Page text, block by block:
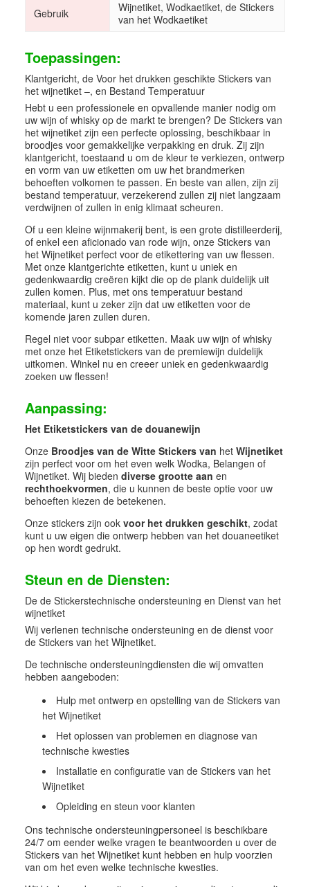
Gebruik
Wijnetiket, Wodkaetiket, de Stickers
van het Wodkaetiket
Toepassingen:
Klantgericht, de Voor het drukken geschikte Stickers van
het wijnetiket –, en Bestand Temperatuur
Hebt u een professionele en opvallende manier nodig om
uw wijn of whisky op de markt te brengen? De Stickers van
het wijnetiket zijn een perfecte oplossing, beschikbaar in
broodjes voor gemakkelijke verpakking en druk. Zij zijn
klantgericht, toestaand u om de kleur te verkiezen, ontwerp
en vorm van uw etiketten om uw het brandmerken
behoeften volkomen te passen. En beste van allen, zijn zij
bestand temperatuur, verzekerend zullen zij niet langzaam
verdwijnen of zullen in enig klimaat scheuren.
Of u een kleine wijnmakerij bent, is een grote distilleerderij,
of enkel een aficionado van rode wijn, onze Stickers van
het Wijnetiket perfect voor de etikettering van uw flessen.
Met onze klantgerichte etiketten, kunt u uniek en
gedenkwaardig creëren kijkt die op de plank duidelijk uit
zullen komen. Plus, met ons temperatuur bestand
materiaal, kunt u zeker zijn dat uw etiketten voor de
komende jaren zullen duren.
Regel niet voor subpar etiketten. Maak uw wijn of whisky
met onze het Etiketstickers van de premiewijn duidelijk
uitkomen. Winkel nu en creeer uniek en gedenkwaardig
zoeken uw flessen!
Aanpassing:
Het Etiketstickers van de douanewijn
Onze Broodjes van de Witte Stickers van het Wijnetiket
zijn perfect voor om het even welk Wodka, Belangen of
Wijnetiket. Wij bieden diverse grootte aan en
rechthoekvormen, die u kunnen de beste optie voor uw
behoeften kiezen de betekenen.
Onze stickers zijn ook voor het drukken geschikt, zodat
kunt u uw eigen die ontwerp hebben van het douaneetiket
op hen wordt gedrukt.
Steun en de Diensten:
De de Stickerstechnische ondersteuning en Dienst van het
wijnetiket
Wij verlenen technische ondersteuning en de dienst voor
de Stickers van het Wijnetiket.
De technische ondersteuningdiensten die wij omvatten
hebben aangeboden:
Hulp met ontwerp en opstelling van de Stickers van
het Wijnetiket
Het oplossen van problemen en diagnose van
technische kwesties
Installatie en configuratie van de Stickers van het
Wijnetiket
Opleiding en steun voor klanten
Ons technische ondersteuningpersoneel is beschikbare
24/7 om eender welke vragen te beantwoorden u over de
Stickers van het Wijnetiket kunt hebben en hulp voorzien
van om het even welke technische kwesties.